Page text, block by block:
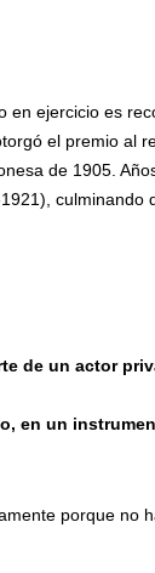
ejercicio es
el premio al
de 1905.
culminando
de un actor
en un
porque no